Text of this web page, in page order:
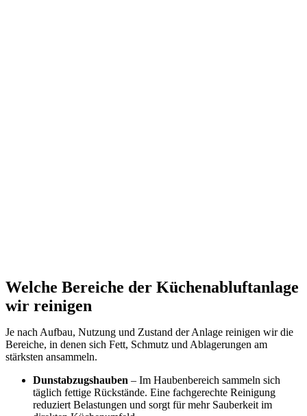
Welche Bereiche der Küchenabluftanlage
wir reinigen
Je nach Aufbau, Nutzung und Zustand der Anlage reinigen wir die
Bereiche, in denen sich Fett, Schmutz und Ablagerungen am
stärksten ansammeln.
Dunstabzugshauben – Im Haubenbereich sammeln sich
täglich fettige Rückstände. Eine fachgerechte Reinigung
reduziert Belastungen und sorgt für mehr Sauberkeit im